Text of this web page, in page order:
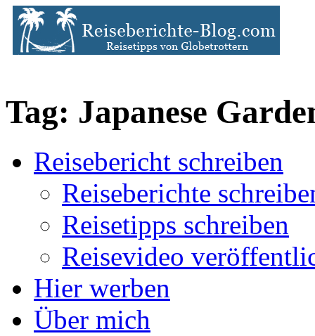
Tag: Japanese
Reisebericht schreiben
Reiseberichte
Reisetipps schreiben
Reisevideo
Hier werben
Über mich